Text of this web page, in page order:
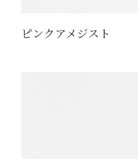
ピンクアメジスト